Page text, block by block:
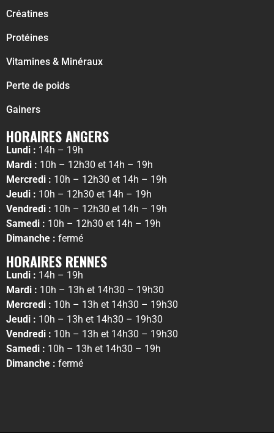
Créatines
Protéines
Vitamines & Minéraux
Perte de poids
Gainers
HORAIRES ANGERS
Lundi : 14h – 19h
Mardi : 10h – 12h30 et 14h – 19h
Mercredi : 10h – 12h30 et 14h – 19h
Jeudi : 10h – 12h30 et 14h – 19h
Vendredi : 10h – 12h30 et 14h – 19h
Samedi : 10h – 12h30 et 14h – 19h
Dimanche : fermé
HORAIRES RENNES
Lundi : 14h – 19h
Mardi : 10h – 13h et 14h30 – 19h30
Mercredi : 10h – 13h et 14h30 – 19h30
Jeudi : 10h – 13h et 14h30 – 19h30
Vendredi : 10h – 13h et 14h30 – 19h30
Samedi : 10h – 13h et 14h30 – 19h
Dimanche : fermé